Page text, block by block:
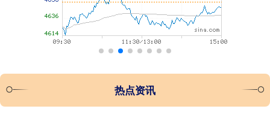
热点资讯